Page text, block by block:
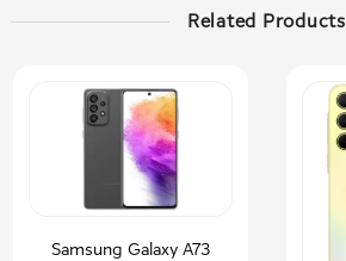
Related Products
Samsung Galaxy A73